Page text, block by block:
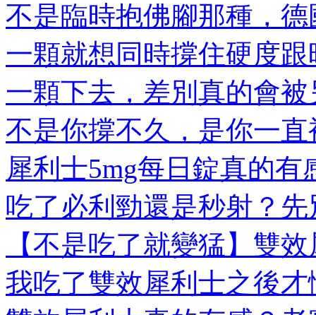
不是臨時抱佛腳那種，
一顆就想同時撐住硬度
一顆下去，差別真的會
不是你撐不久，是你一
犀利士5mg每日錠真的有
吃了必利勁還是秒射？
【不是吃了就變猛】雙
我吃了雙效犀利士之後